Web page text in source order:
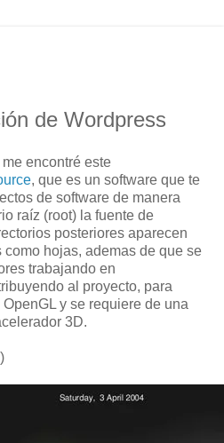
de Wordpress
encontré este
, que es un software que te
de software de manera
raíz (root) la fuente de
posteriores aparecen
hojas, ademas de que se
trabajando en
al proyecto, para
y se requiere de una
3D.